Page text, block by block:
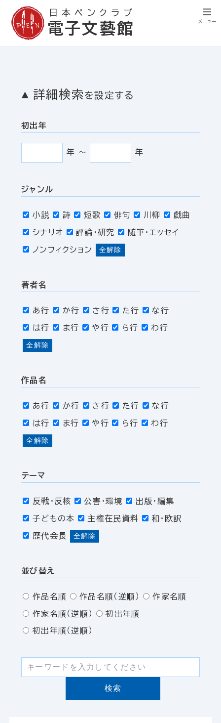
日本ペンクラブ
電子文藝館
詳細検索 を設定する
初出年
年 〜 年
ジャンル
小説 詩 短歌 俳句 川柳 戯曲
シナリオ 評論・研究 随筆・エッセイ
ノンフィクション 全解除
著者名
あ行 か行 さ行 た行 な行
は行 ま行 や行 ら行 わ行
全解除
作品名
あ行 か行 さ行 た行 な行
は行 ま行 や行 ら行 わ行
全解除
テーマ
反戦・反核 公害・環境 出版・編集
子どもの本 主権在民資料 和・欧訳
歴代会長 全解除
並び替え
作品名順 作品名順（逆順） 作家名順
作家名順（逆順） 初出年順
初出年順（逆順）
検索
メニュー